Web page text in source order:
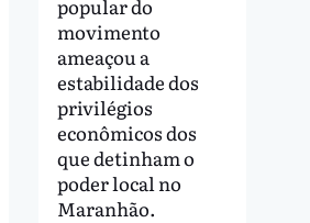
popular do
movimento
ameaçou a
estabilidade dos
privilégios
econômicos dos
que detinham o
poder local no
Maranhão.